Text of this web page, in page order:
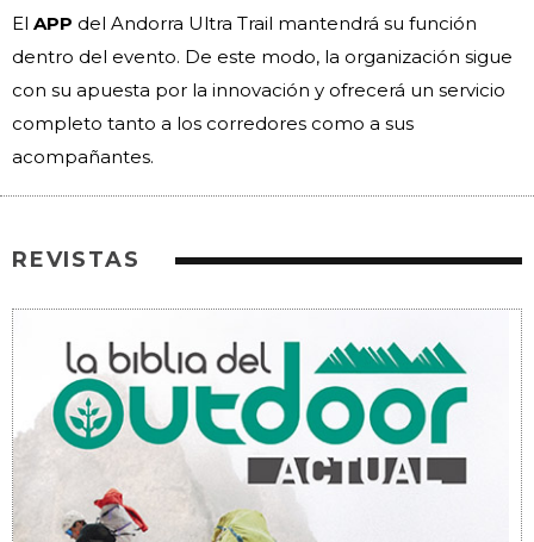
El APP del Andorra Ultra Trail mantendrá su función
dentro del evento. De este modo, la organización sigue
con su apuesta por la innovación y ofrecerá un servicio
completo tanto a los corredores como a sus
acompañantes.
REVISTAS